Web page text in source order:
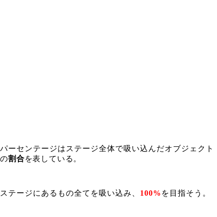
パーセンテージはステージ全体で吸い込んだオブジェクト
の割合を表している。
ステージにあるもの全てを吸い込み、 100% を目指そう。